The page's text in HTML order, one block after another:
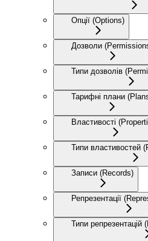
Опції (Options)
Дозволи
Типи дозволів
Тарифні плани
Властивості
Типи властивостей
Записи (Records)
Репрезентації
Типи репрезентацій